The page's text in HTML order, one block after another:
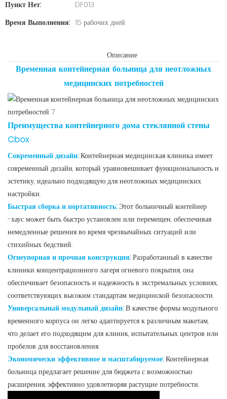
Пункт Нет:
DF013
Время Выполнения: 15 рабочих дней
Описание
Временная контейнерная больница для неотложных
медицинских потребностей
Преимущества контейнерного дома стеклянной стены
Cbox
Современный дизайн: Контейнерная медицинская клиника имеет
современный дизайн, который уравновешивает функциональность и
эстетику, идеально подходящую для неотложных медицинских
настройки.
Быстрая сборка и портативность: Этот больничный контейнер
-хаус может быть быстро установлен или перемещен, обеспечивая
немедленные решения во время чрезвычайных ситуаций или
стихийных бедствий.
Огнеупорная и прочная конструкция: Разработанный в качестве
клиники концентрационного лагеря огневого покрытия, она
обеспечивает безопасность и надежность в экстремальных условиях,
соответствующих высоким стандартам медицинской безопасности.
Универсальный модульный дизайн: В качестве формы модульного
временного корпуса он легко адаптируется к различным макетам,
что делает его подходящим для клиник, испытательных центров или
пробелов для восстановления.
Экономически эффективное и масштабируемое: Контейнерная
больница предлагает решение для бюджета с возможностью
расширения, эффективно удовлетворяя растущие потребности.